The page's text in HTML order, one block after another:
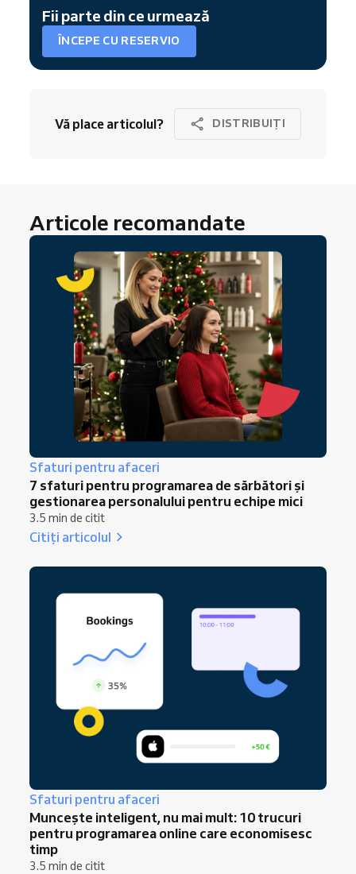
Fii parte din ce urmează
ÎNCEPE CU RESERVIO
Vă place articolul? DISTRIBUIȚI
Articole recomandate
Sfaturi pentru afaceri
7 sfaturi pentru programarea de sărbători și
gestionarea personalului pentru echipe mici
3.5 min de citit
Citiți articolul
Sfaturi pentru afaceri
Muncește inteligent, nu mai mult: 10 trucuri
pentru programarea online care economisesc
timp
3.5 min de citit